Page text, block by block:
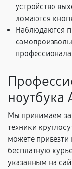
устройство
ломаются
Наблюдаются
ноутбука
Мы принимаем
техники
можете привезти
бесплатную
указанным на